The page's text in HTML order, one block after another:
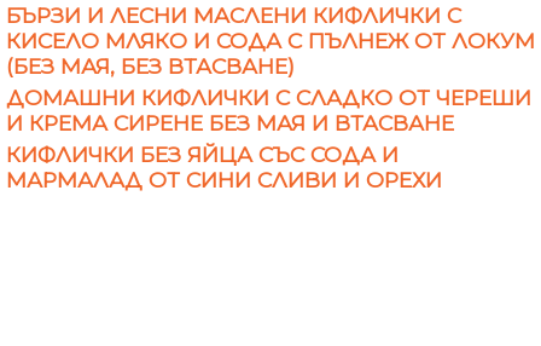
БЪРЗИ И ЛЕСНИ МАСЛЕНИ КИФЛИЧКИ С
КИСЕЛО МЛЯКО И СОДА С ПЪЛНЕЖ ОТ ЛОКУМ
(БЕЗ МАЯ, БЕЗ ВТАСВАНЕ)
ДОМАШНИ КИФЛИЧКИ С СЛАДКО ОТ ЧЕРЕШИ
И КРЕМА СИРЕНЕ БЕЗ МАЯ И ВТАСВАНЕ
КИФЛИЧКИ БЕЗ ЯЙЦА СЪС СОДА И
МАРМАЛАД ОТ СИНИ СЛИВИ И ОРЕХИ